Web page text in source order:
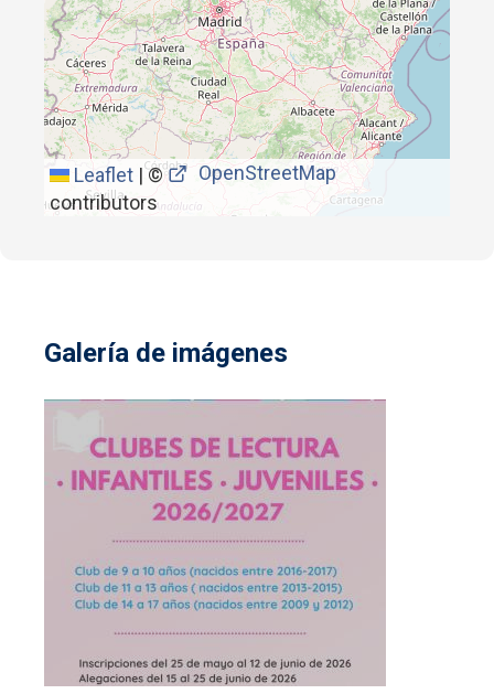
Leaflet |©
OpenStreetMap
contributors
Galería de imágenes